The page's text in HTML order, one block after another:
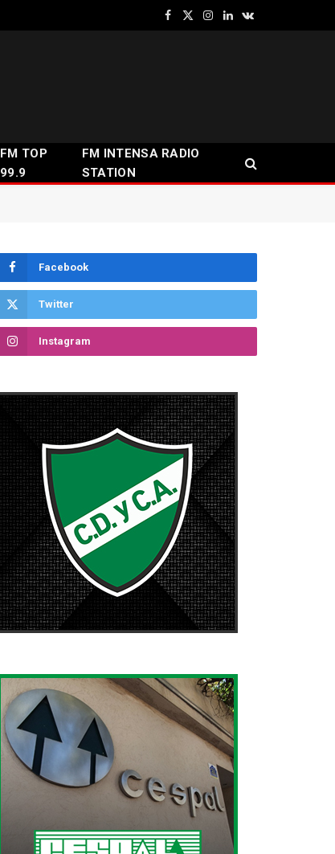
Facebook
X
Instagram
LinkedInVKontakte
FM TOP
99.9
FM INTENSA RADIO
STATION
Facebook
Twitter
Instagram